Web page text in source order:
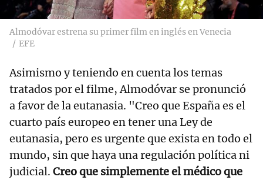
Almodóvar estrena su primer film en inglés en Venecia
EFE
Asimismo y teniendo en cuenta los temas
tratados por el filme, Almodóvar se pronunció
a favor de la eutanasia. "Creo que España es el
cuarto país europeo en tener una Ley de
eutanasia, pero es urgente que exista en todo el
mundo, sin que haya una regulación política ni
judicial. Creo que simplemente el médico que